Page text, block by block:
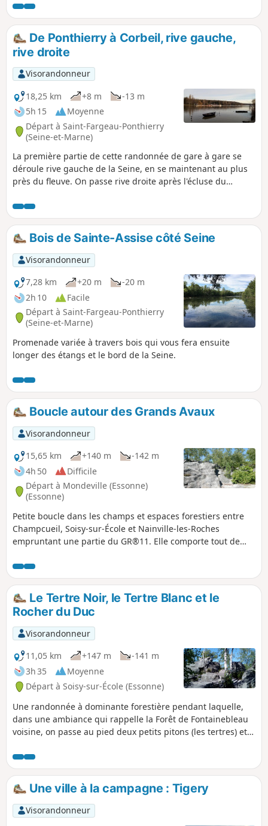
quartier de Ris-Orangis, le port aux
malades, le port aux dames, la fosse aux
carpes. Le retour s'effectuant par la cité
"Paris-jardins" de Draveil, la forêt de Sénart,
puis le parc du Grand Veneur de Soisy-sur-
Seine.
De Ponthierry à Corbeil, rive gauche,
rive droite
Visorandonneur
18,25 km
+8 m
-13 m
5h 15
Moyenne
Départ à Saint-Fargeau-Ponthierry
(Seine-et-Marne)
La première partie de cette randonnée de gare à gare se
déroule rive gauche de la Seine, en se maintenant au plus
près du fleuve. On passe rive droite après l'écluse du
sur des sentiers au ras de l'eau (le parcours est alors à
adapter en fonction des crues). La randonnée s'achève par
la traversée du centre historique de Corbeil qui offre un
beau patrimoine.
Bois de Sainte-Assise côté Seine
Visorandonneur
7,28 km
+20 m
-20 m
2h 10
Facile
Départ à Saint-Fargeau-Ponthierry
(Seine-et-Marne)
Promenade variée à travers bois qui vous fera ensuite
longer des étangs et le bord de la Seine.
Boucle autour des Grands Avaux
Visorandonneur
15,65 km
+140 m
-142 m
4h 50
Difficile
Départ à Mondeville (Essonne)
(Essonne)
Petite boucle dans les champs et espaces forestiers entre
Champcueil, Soisy-sur-École et Nainville-les-Roches
empruntant une partie du GR®11. Elle comporte tout de
des Rochers du Duc en forêt des Grands Avaux, offrant de
beaux points de vue sur les alentours, voire jusqu'à Paris
par beau temps.
Le Tertre Noir, le Tertre Blanc et le
Rocher du Duc
Visorandonneur
11,05 km
+147 m
-141 m
3h 35
Moyenne
Départ à Soisy-sur-École (Essonne)
Une randonnée à dominante forestière pendant laquelle,
dans une ambiance qui rappelle la Forêt de Fontainebleau
voisine, on passe au pied deux petits pitons (les tertres) et
Duc.
Une ville à la campagne : Tigery
Visorandonneur